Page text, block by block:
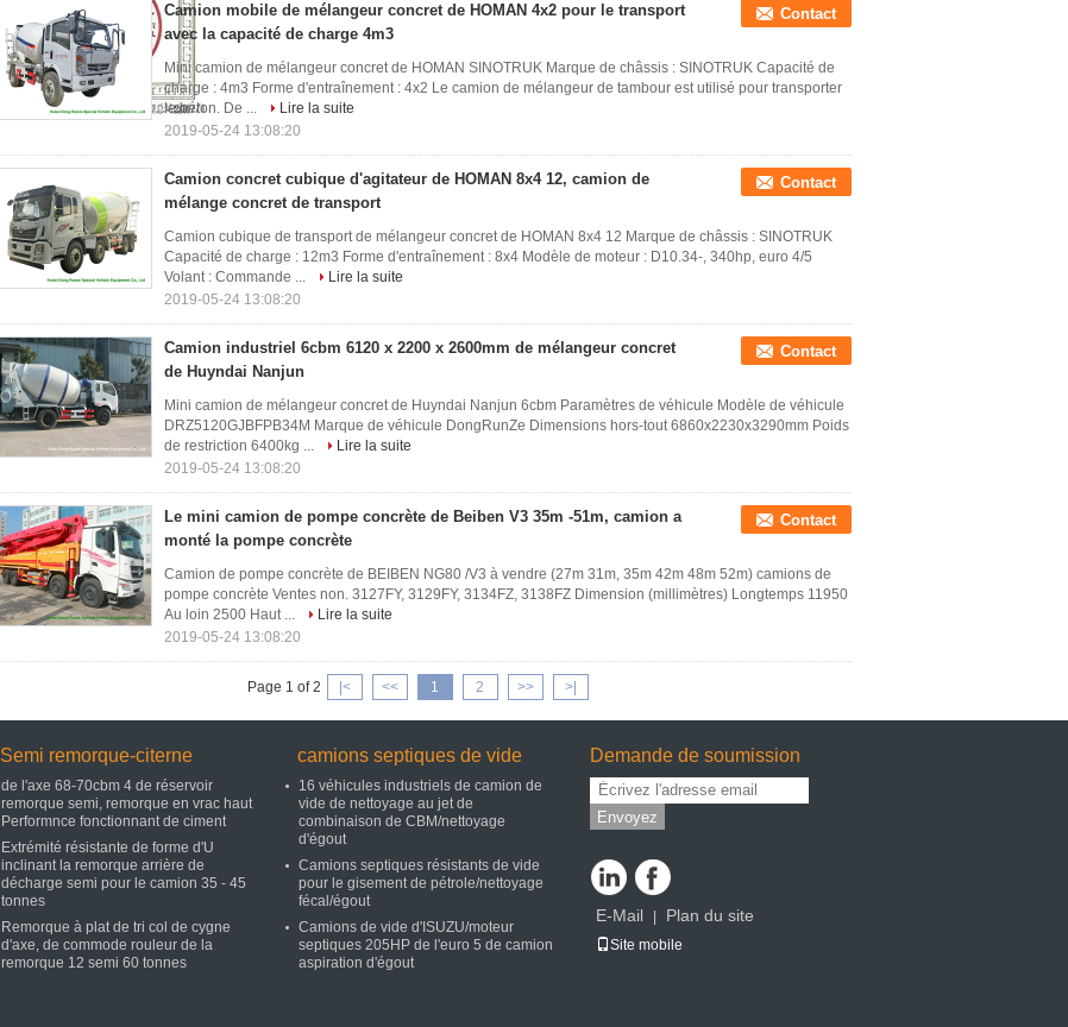
Camion mobile de mélangeur concret de HOMAN 4x2 pour le transport
avec la capacité de charge 4m3
Contact
Mini camion de mélangeur concret de HOMAN SINOTRUK Marque de châssis : SINOTRUK Capacité de
charge : 4m3 Forme d'entraînement : 4x2 Le camion de mélangeur de tambour est utilisé pour transporter
le béton. De ...
Lire la suite
2019-05-24 13:08:20
Camion concret cubique d'agitateur de HOMAN 8x4 12, camion de
mélange concret de transport
Contact
Camion cubique de transport de mélangeur concret de HOMAN 8x4 12 Marque de châssis : SINOTRUK
Capacité de charge : 12m3 Forme d'entraînement : 8x4 Modèle de moteur : D10.34-, 340hp, euro 4/5
Volant : Commande ...
Lire la suite
2019-05-24 13:08:20
Camion industriel 6cbm 6120 x 2200 x 2600mm de mélangeur concret
de Huyndai Nanjun
Contact
Mini camion de mélangeur concret de Huyndai Nanjun 6cbm Paramètres de véhicule Modèle de véhicule
DRZ5120GJBFPB34M Marque de véhicule DongRunZe Dimensions hors-tout 6860x2230x3290mm Poids
de restriction 6400kg ...
Lire la suite
2019-05-24 13:08:20
Le mini camion de pompe concrète de Beiben V3 35m -51m, camion a
monté la pompe concrète
Contact
Camion de pompe concrète de BEIBEN NG80 /V3 à vendre (27m 31m, 35m 42m 48m 52m) camions de
pompe concrète Ventes non. 3127FY, 3129FY, 3134FZ, 3138FZ Dimension (millimètres) Longtemps 11950
Au loin 2500 Haut ...
Lire la suite
2019-05-24 13:08:20
Page 1 of 2 |< << 1 2 >> >|
Semi remorque-citerne
de l'axe 68-70cbm 4 de réservoir
remorque semi, remorque en vrac haut
Performnce fonctionnant de ciment
Extrémité résistante de forme d'U
inclinant la remorque arrière de
décharge semi pour le camion 35 - 45
tonnes
Remorque à plat de tri col de cygne
d'axe, de commode rouleur de la
remorque 12 semi 60 tonnes
camions septiques de vide
16 véhicules industriels de camion de
vide de nettoyage au jet de
combinaison de CBM/nettoyage
d'égout
Camions septiques résistants de vide
pour le gisement de pétrole/nettoyage
fécal/égout
Camions de vide d'ISUZU/moteur
septiques 205HP de l'euro 5 de camion
aspiration d'égout
Demande de soumission
Envoyez
E-Mail Plan du site
Site mobile